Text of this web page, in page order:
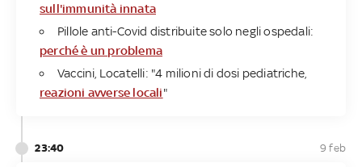
sull'immunità innata
Pillole anti-Covid distribuite solo negli ospedali:
perché è un problema
Vaccini, Locatelli: "4 milioni di dosi pediatriche,
reazioni avverse locali"
23:40 9 feb